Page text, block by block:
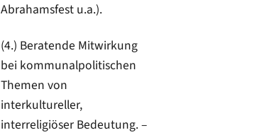
Abrahamsfest u.a.).
(4.) Beratende Mitwirkung
bei kommunalpolitischen
Themen von
interkultureller,
interreligiöser Bedeutung. –